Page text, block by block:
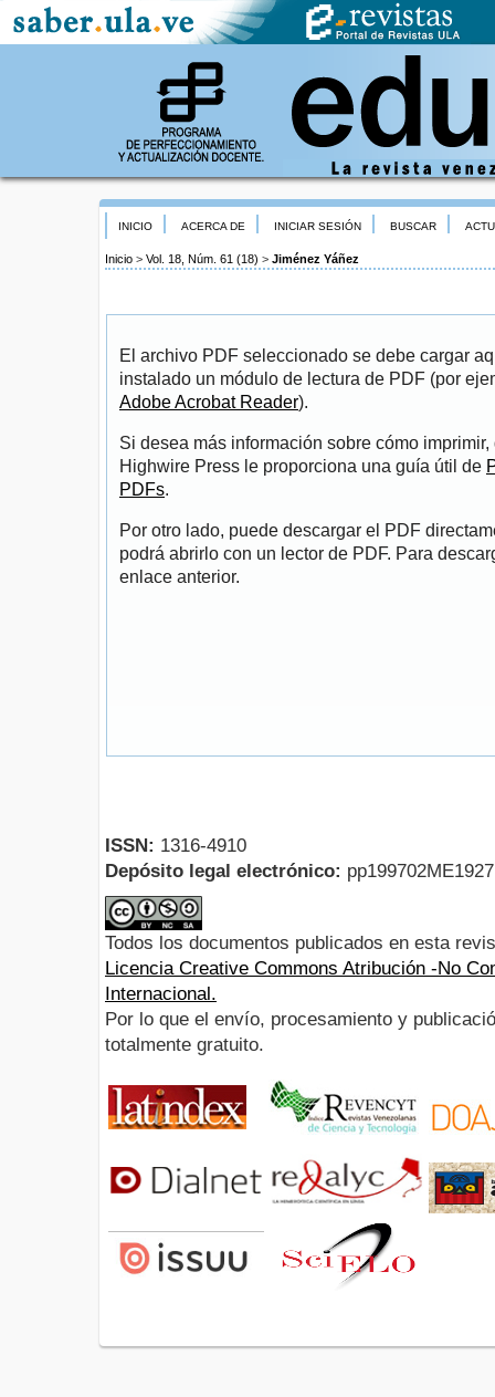
INICIO ACERCA DE INICIAR SESIÓN BUSCAR
Inicio > Vol. 18, Núm. 61 (18) > Jiménez Yáñez
El archivo PDF seleccionado se debe cargar
instalado un módulo de lectura de PDF (por
Adobe Acrobat Reader).
Si desea más información sobre cómo
Highwire Press le proporciona una guía útil de
PDFs.
Por otro lado, puede descargar el PDF
podrá abrirlo con un lector de PDF. Para
enlace anterior.
ISSN: 1316-4910
Depósito legal electrónico:
Todos los documentos publicados en esta
Licencia Creative Commons Atribución -No
Internacional.
Por lo que el envío, procesamiento y
totalmente gratuito.